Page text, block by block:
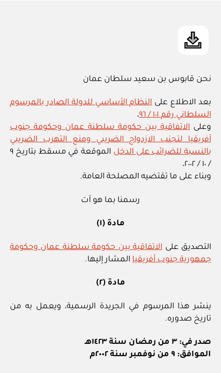
نحن قابوس بن سعيد سلطان عمان
بعد الاطلاع علىالنظام الأساسي للدولة الصادر بالمرسوم
السلطاني رقم ١٠١ / ٩٦
،
وعلى الاتفاقية بين حكومة سلطنة عمان وحكومة جنوب
أفريقيا لتجنب الازدواج الضريبي ومنع التهرب الضريبي
بالنسبة للضرائب على الدخل
الموقعة في مسقط بتاريخ ٩
/ ١٠ / ٢٠٠٢،
وبناء على ما تقتضيه المصلحة العامة.
رسمنا بما هو آت
مادة (١)
التصديق على الاتفاقية بين حكومة سلطنة عمان وحكومة
جمهورية جنوب أفريقيا المشار إليها.
مادة (٢)
ينشر هذا المرسوم في الجريدة الرسمية، ويعمل به من
تاريخ صدوره.
صدر في: ٣ من رمضان سنة ١٤٢٣هـ
الموافق: ٩ من نوفمبر سنة ٢٠٠٢م